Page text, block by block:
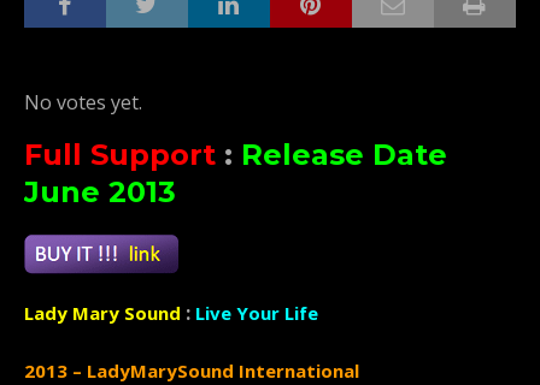
No votes yet.
Full Support : Release Date
June 2013
Lady Mary Sound : Live Your Life
2013 – LadyMarySound International